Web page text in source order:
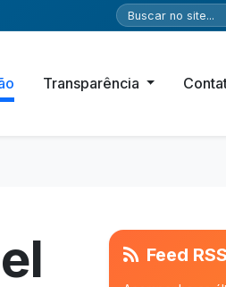
Transparência
Feed RSS